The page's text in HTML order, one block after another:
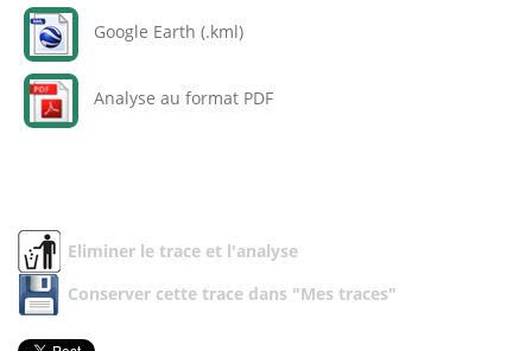
Google Earth (.kml)
Analyse au format PDF
Eliminer le trace et l'analyse
Conserver cette trace dans "Mes traces"